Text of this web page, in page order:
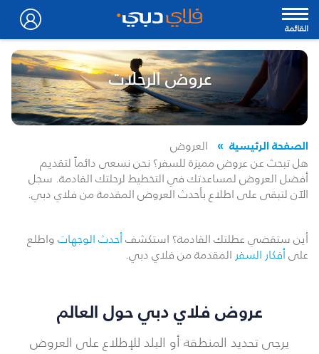
القائمة
عروض الرحلات
الصفحة الرئيسية
العروض
هل تبحث عن عروض مميزة للسفر؟ نحن نسعى دائماً لتقديم
أفضل العروض لمساعدتك في التخطيط لرحلتك القادمة. سجل
الآن لتبقى على اطلاع بأحدث العروض المقدمة من فلاي دبي.
أين ستقضي عطلتك القادمة؟ استكشفأحدث الوجهات واطلع
علىأفكار السفر المقدمة من فلاي دبي.
عروض فلاي دبي حول العالم
يرجى تحديد المنطقة أو البلد للإطلاع على العروض